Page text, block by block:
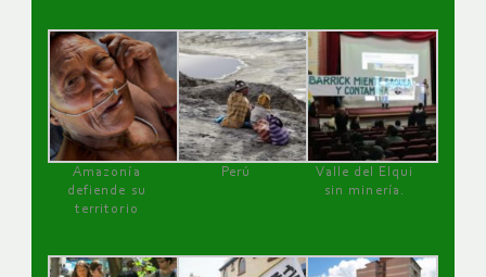
Amazonía
defiende su
territorio
Perú
Valle del Elqui
sin minería.